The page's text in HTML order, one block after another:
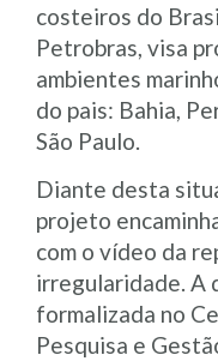
costeiros do
Petrobras, visa
ambientes
do pais: Bahia,
São Paulo.
Diante desta
projeto
com o vídeo da
irregularidade. A
formalizada no
Pesquisa e